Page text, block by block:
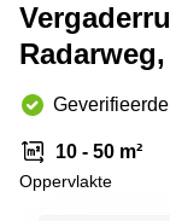
Kantoorruimte
in Arnhem
space
Coworking
space
10 - 50 m²
Oppervlakte